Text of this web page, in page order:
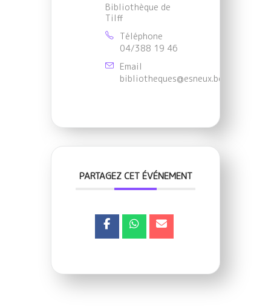
Bibliothèque de
Tilff
Téléphone
04/388 19 46
Email
bibliotheques@esneux.be
PARTAGEZ CET ÉVÉNEMENT